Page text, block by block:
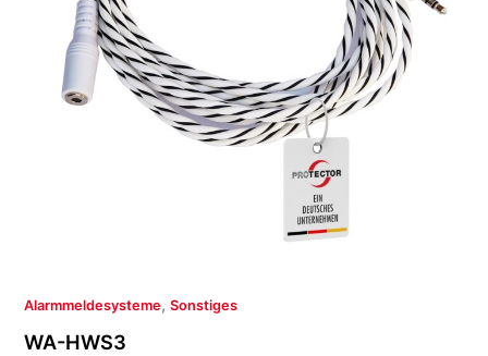
Alarmmeldesysteme, Sonstiges
WA-HWS3